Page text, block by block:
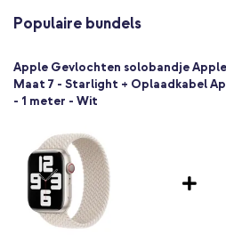
Populaire bundels
Apple Gevlochten solobandje
Maat 7 - Starlight + Oplaadkabel
- 1 meter - Wit